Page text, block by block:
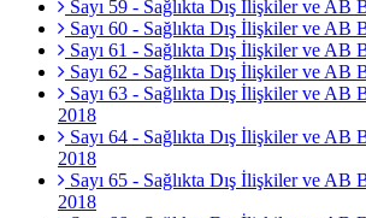
Sayı 59 - Sağlıkta Dış İlişkiler ve AB
Sayı 60 - Sağlıkta Dış İlişkiler ve AB
Sayı 61 - Sağlıkta Dış İlişkiler ve AB
Sayı 62 - Sağlıkta Dış İlişkiler ve AB
Sayı 63 - Sağlıkta Dış İlişkiler ve AB
2018
Sayı 64 - Sağlıkta Dış İlişkiler ve AB
2018
Sayı 65 - Sağlıkta Dış İlişkiler ve AB
2018